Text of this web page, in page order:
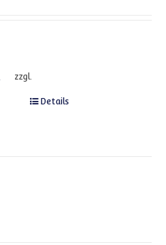
zzgl.
Dieses Produkt weist
Details